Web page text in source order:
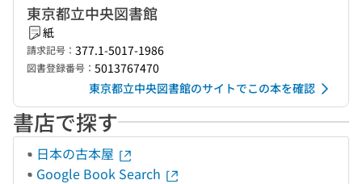
東京都立中央図書館
紙
請求記号： 377.1-5017-1986
図書登録番号： 5013767470
東京都立中央図書館のサイトでこの本を確認
書店で探す
日本の古本屋
Google Book Search